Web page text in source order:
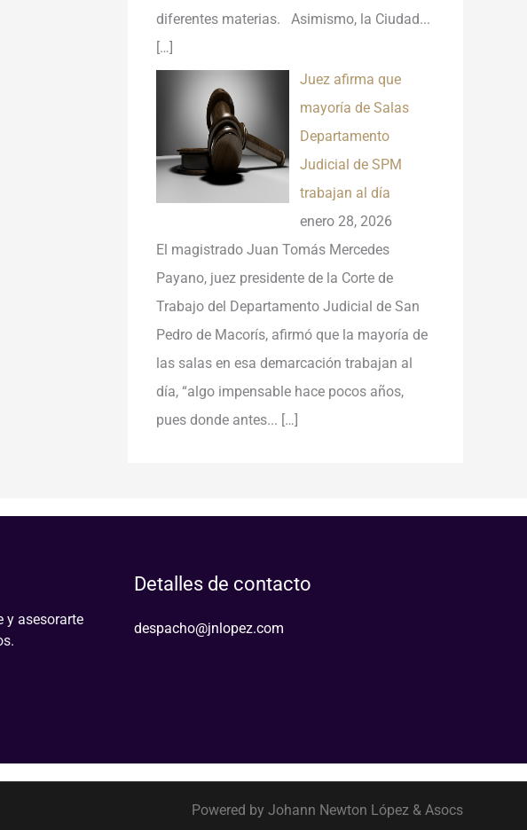
diferentes materias. Asimismo, la Ciudad...
[…]
Juez afirma que
mayoría de Salas
Departamento
Judicial de SPM
trabajan al día
enero 28, 2026
El magistrado Juan Tomás Mercedes
Payano, juez presidente de la Corte de
Trabajo del Departamento Judicial de San
Pedro de Macorís, afirmó que la mayoría de
las salas en esa demarcación trabajan al
día, “algo impensable hace pocos años,
pues donde antes... […]
y asesorarte
Detalles de contacto
despacho@jnlopez.com
Powered by Johann Newton López & Asocs